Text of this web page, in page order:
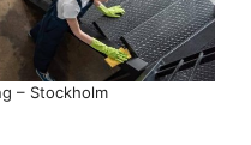
– Stockholm